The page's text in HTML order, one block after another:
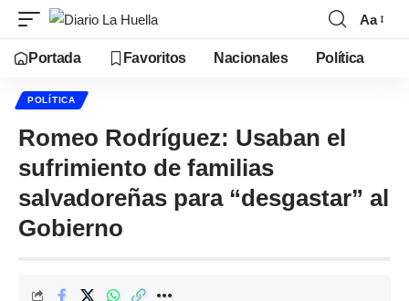
Aa
Portada Favoritos Nacionales Política
POLÍTICA
Romeo Rodríguez: Usaban el
sufrimiento de familias
salvadoreñas para “desgastar” al
Gobierno